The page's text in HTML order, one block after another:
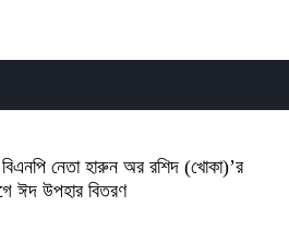
নেতা হারুন অর রশিদ (খোকা)’র
ঈদ উপহার বিতরণ